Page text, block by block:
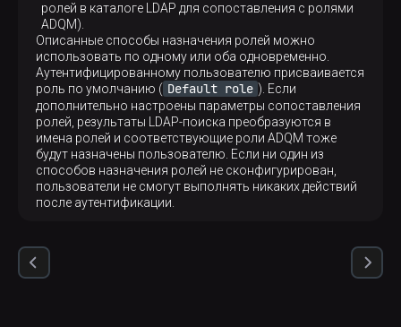
ролей в каталоге LDAP для сопоставления с ролями
ADQM).
Описанные способы назначения ролей можно
использовать по одному или оба одновременно.
Аутентифицированному пользователю присваивается
роль по умолчанию ( Default role ). Если
дополнительно настроены параметры сопоставления
ролей, результаты LDAP-поиска преобразуются в
имена ролей и соответствующие роли ADQM тоже
будут назначены пользователю. Если ни один из
способов назначения ролей не сконфигурирован,
пользователи не смогут выполнять никаких действий
после аутентификации.